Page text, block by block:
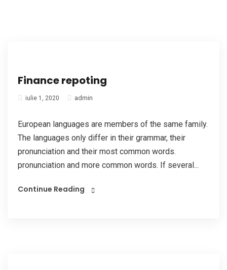
Finance repoting
iulie 1, 2020 admin
European languages are members of the same family.
The languages only differ in their grammar, their
pronunciation and their most common words.
pronunciation and more common words. If several...
Continue Reading